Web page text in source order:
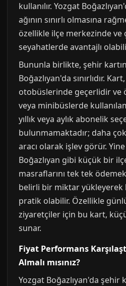
kullanılır. Yozgat
ağının sınırlı olmasına
özellikle ilçe merkezinde ve
seyahatlerde avantajlı
Bununla birlikte, şehir
Boğazlıyan'da sınırlıdır.
otobüslerinde geçerlidir ve
veya minibüslerde
yıllık veya aylık abonelik
bulunmamaktadır; daha
aracı olarak işlev görür.
Boğazlıyan gibi küçük bir
masraflarını tek tek
belirli bir miktar yükleyerek
pratik olabilir. Özellikle
ziyaretçiler için bu kart,
sunar.
Fiyat Performans
Almalı mısınız?
Yozgat Boğazlıyan'da şehir